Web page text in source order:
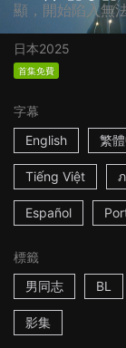
顯，開始陷入
日本2025
首集免費
字幕
English
繁
Tiếng Việt
Español
標籤
男同志
BL
影集